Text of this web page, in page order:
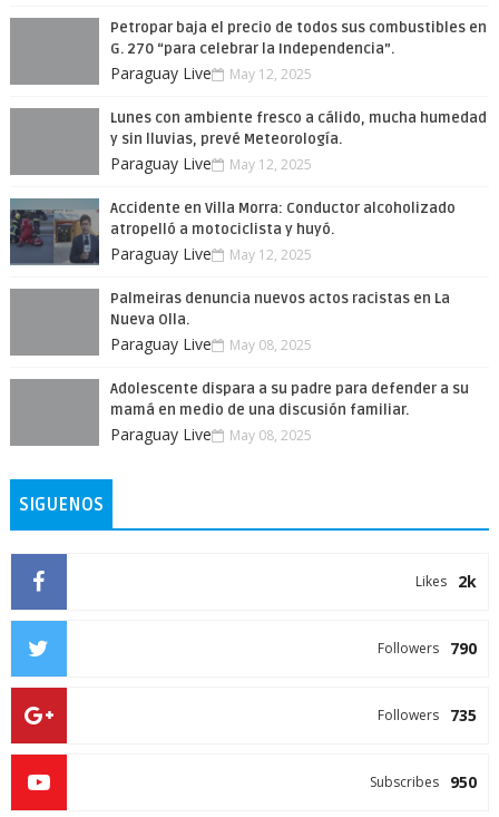
Petropar baja el precio de todos sus combustibles en
G. 270 “para celebrar la Independencia”.
Paraguay Live May 12, 2025
Lunes con ambiente fresco a cálido, mucha humedad
y sin lluvias, prevé Meteorología.
Paraguay Live May 12, 2025
Accidente en Villa Morra: Conductor alcoholizado
atropelló a motociclista y huyó.
Paraguay Live May 12, 2025
Palmeiras denuncia nuevos actos racistas en La
Nueva Olla.
Paraguay Live May 08, 2025
Adolescente dispara a su padre para defender a su
mamá en medio de una discusión familiar.
Paraguay Live May 08, 2025
SIGUENOS
2k
Likes
790
Followers
735
Followers
950
Subscribes